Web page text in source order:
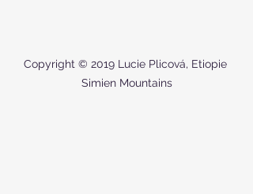
Copyright © 2019 Lucie Plicová, Etiopie
Simien Mountains